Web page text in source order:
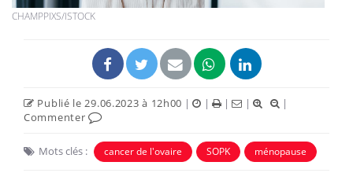
CHAMPPIXS/ISTOCK
Publié le 29.06.2023 à 12h00 | | | |
|
Commenter
Mots clés : cancer de l'ovaire SOPK ménopause